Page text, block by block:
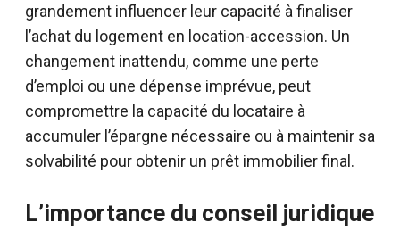
grandement influencer leur capacité à finaliser
l’achat du logement en location-accession. Un
changement inattendu, comme une perte
d’emploi ou une dépense imprévue, peut
compromettre la capacité du locataire à
accumuler l’épargne nécessaire ou à maintenir sa
solvabilité pour obtenir un prêt immobilier final.
L’importance du conseil juridique